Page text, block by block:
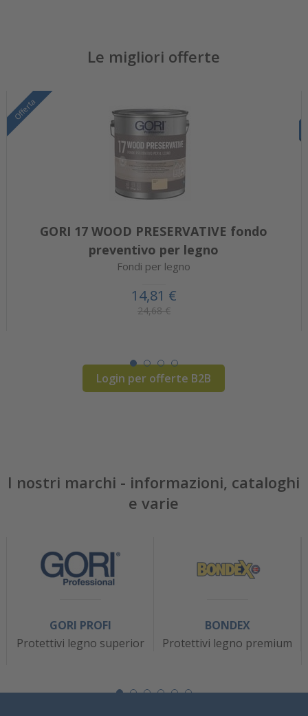
Le migliori offerte
Offerta
GORI 17 WOOD PRESERVATIVE fondo
preventivo per legno
Fondi per legno
14,81 €
24,68 €
Login per offerte B2B
I nostri marchi - informazioni, cataloghi
e varie
GORI PROFI
Protettivi legno superior
BONDEX
Protettivi legno premium